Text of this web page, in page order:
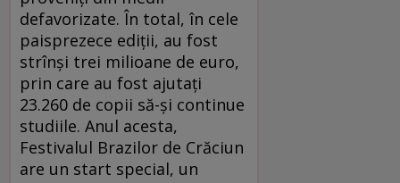
defavorizate. În total, în cele
paisprezece ediţii, au fost
strînşi trei milioane de euro,
prin care au fost ajutaţi
23.260 de copii să-şi continue
studiile. Anul acesta,
Festivalul Brazilor de Crăciun
are un start special, un